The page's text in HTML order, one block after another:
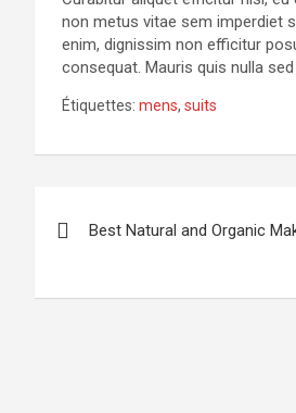
non metus vitae sem imperdiet
enim, dignissim non efficitur
consequat. Mauris quis nulla
Étiquettes: mens, suits
de
l’article
Best Natural and Organic